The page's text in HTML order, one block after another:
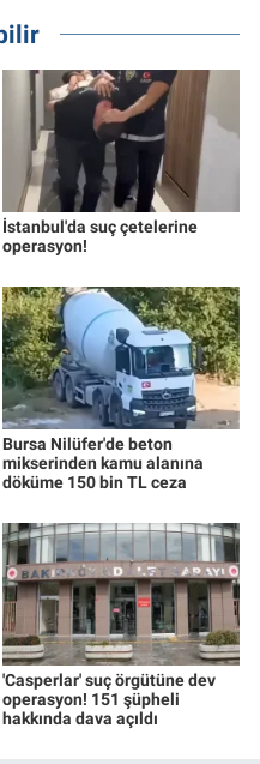
İstanbul'da suç çetelerine
operasyon!
Bursa Nilüfer'de beton
mikserinden kamu alanına
döküme 150 bin TL ceza
'Casperlar' suç örgütüne dev
operasyon! 151 şüpheli
hakkında dava açıldı